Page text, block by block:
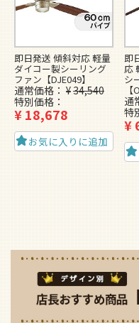
即日発送 傾斜対応 軽量
ダイコー製シーリング
ファン【DJE049】
通常価格 ¥34,540
特別価格
¥18,678
お気に入りに追加
即
応
シ
【
通
特
¥